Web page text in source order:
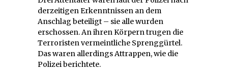
derzeitigen Erkenntnissen an dem
Anschlag beteiligt – sie alle wurden
erschossen. An ihren Körpern trugen die
Terroristen vermeintliche Sprenggürtel.
Das waren allerdings Attrappen, wie die
Polizei berichtete.